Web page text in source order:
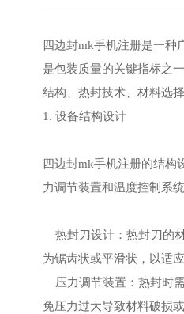
四边封mk手机注册是一
是包装质量的关键指标之
结构、热封技术、材料选
1. 设备结构设计
四边封mk手机注册的结
力调节装置和温度控制系统
热封刀设计：热封刀的
为锯齿状或平滑状，以适
压力调节装置：热封时
免压力过大导致材料破损